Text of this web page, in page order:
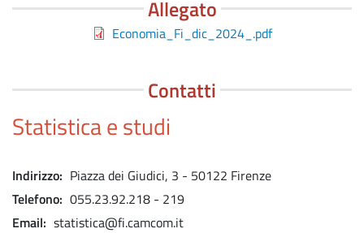
Allegato
Economia_Fi_dic_2024_.pdf
Contatti
Statistica e studi
Indirizzo Piazza dei Giudici, 3 - 50122 Firenze
Telefono 055.23.92.218 - 219
Email statistica@fi.camcom.it